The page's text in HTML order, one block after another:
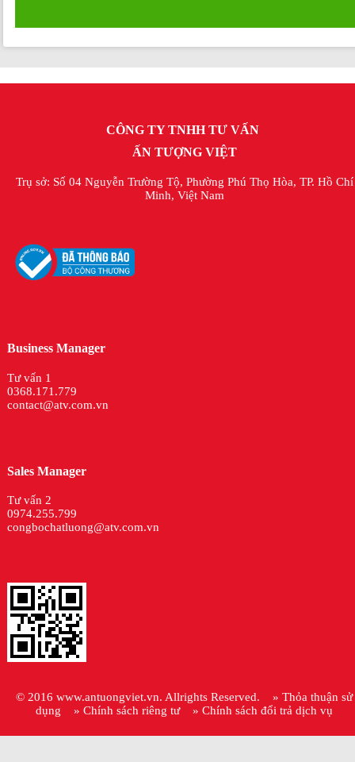
CÔNG TY TNHH TƯ VẤN
ẤN TƯỢNG VIỆT
Trụ sở: Số 04 Nguyễn Trường Tộ, Phường Phú Thọ Hòa, TP. Hồ Chí
Minh, Việt Nam
Business Manager
Tư vấn 1
0368.171.779
contact@atv.com.vn
Sales Manager
Tư vấn 2
0974.255.799
congbochatluong@atv.com.vn
© 2016www.antuongviet.vn. Allrights Reserved.» Thỏa thuận sử
dụng
» Chính sách riêng tư » Chính sách đổi trả dịch vụ